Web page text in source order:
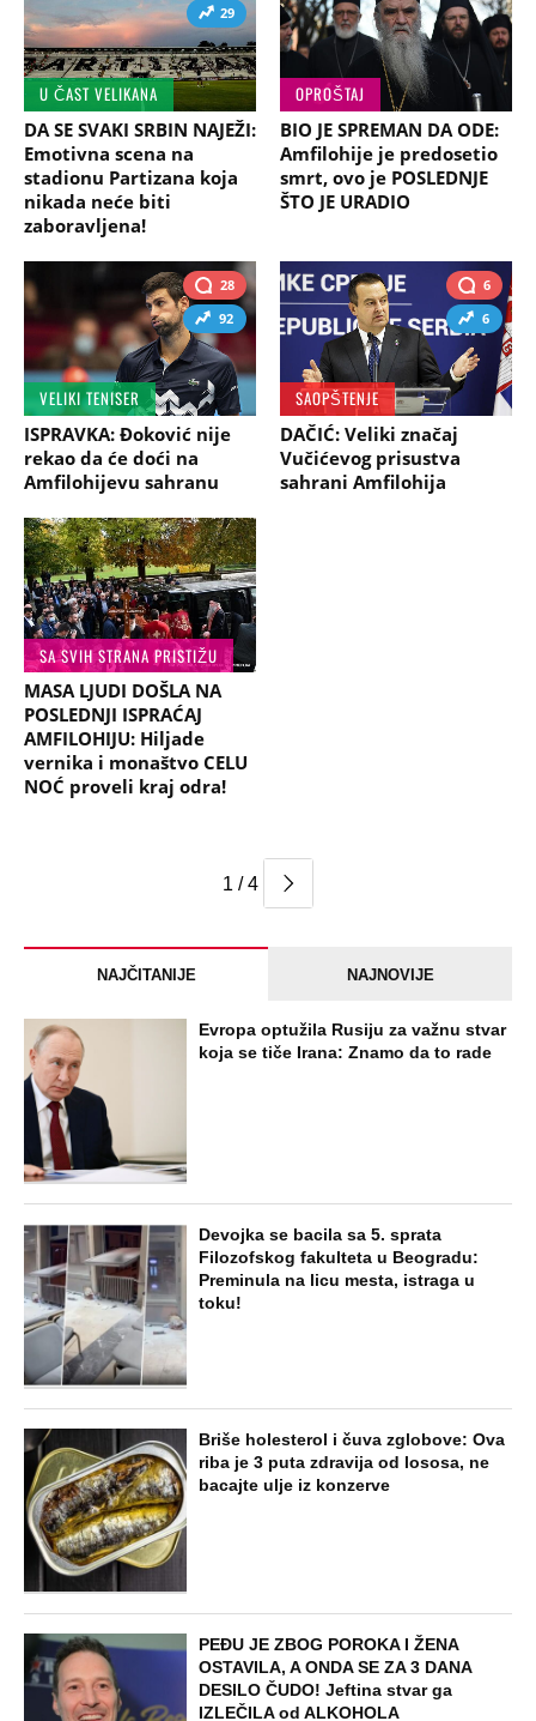
29
U ČAST VELIKANA
DA SE SVAKI SRBIN NAJEŽI:
Emotivna scena na
stadionu Partizana koja
nikada neće biti
zaboravljena!
OPROŠTAJ
BIO JE SPREMAN DA ODE:
Amfilohije je predosetio
smrt, ovo je POSLEDNJE
ŠTO JE URADIO
28
92
VELIKI TENISER
ISPRAVKA: Đoković nije
rekao da će doći na
Amfilohijevu sahranu
6
6
SAOPŠTENJE
DAČIĆ: Veliki značaj
Vučićevog prisustva
sahrani Amfilohija
SA SVIH STRANA PRISTIŽU
MASA LJUDI DOŠLA NA
POSLEDNJI ISPRAĆAJ
AMFILOHIJU: Hiljade
vernika i monaštvo CELU
NOĆ proveli kraj odra!
1 / 4
NAJČITANIJE NAJNOVIJE
Evropa optužila Rusiju za važnu stvar
koja se tiče Irana: Znamo da to rade
Devojka se bacila sa 5. sprata
Filozofskog fakulteta u Beogradu:
Preminula na licu mesta, istraga u
toku!
Briše holesterol i čuva zglobove: Ova
riba je 3 puta zdravija od lososa, ne
bacajte ulje iz konzerve
PEĐU JE ZBOG POROKA I ŽENA
OSTAVILA, A ONDA SE ZA 3 DANA
DESILO ČUDO! Jeftina stvar ga
IZLEČILA od ALKOHOLA